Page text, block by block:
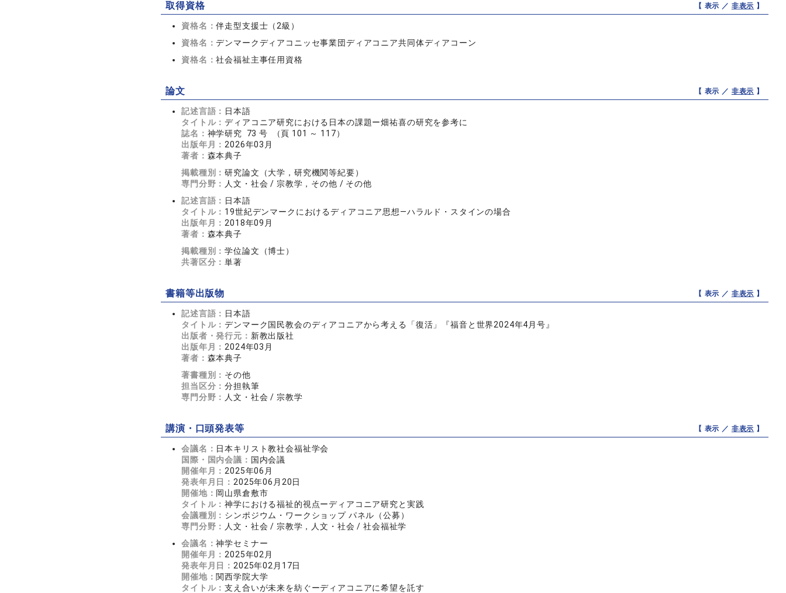
取得資格 【 表示 ／ 非表示 】
資格名：伴走型支援士（2級）
資格名：デンマークディアコニッセ事業団ディアコニア共同体ディアコーン
資格名：社会福祉主事任用資格
論文 【 表示 ／ 非表示 】
記述言語： 日本語
タイトル：ディアコニア研究における日本の課題ー畑祐喜の研究を参考に
誌名： 神学研究 73 号 （頁 101 ～ 117）
出版年月： 2026年03月
著者： 森本典子
掲載種別：研究論文（大学，研究機関等紀要）
専門分野： 人文・社会 / 宗教学，その他 / その他
記述言語： 日本語
タイトル： 19世紀デンマークにおけるディアコニア思想—ハラルド・スタインの場合
出版年月： 2018年09月
著者： 森本典子
掲載種別：学位論文（博士）
共著区分：単著
書籍等出版物 【 表示 ／ 非表示 】
記述言語： 日本語
タイトル：デンマーク国民教会のディアコニアから考える「復活」『福音と世界2024年4月号』
出版者・発行元： 新教出版社
出版年月： 2024年03月
著者： 森本典子
著書種別： その他
担当区分：分担執筆
専門分野： 人文・社会 / 宗教学
講演・口頭発表等 【 表示 ／ 非表示 】
会議名： 日本キリスト教社会福祉学会
国際・国内会議： 国内会議
開催年月： 2025年06月
発表年月日： 2025年06月20日
開催地： 岡山県倉敷市
タイトル：神学における福祉的視点ーディアコニア研究と実践
会議種別： シンポジウム・ワークショップ パネル（公募）
専門分野： 人文・社会 / 宗教学，人文・社会 / 社会福祉学
会議名：神学セミナー
開催年月： 2025年02月
発表年月日： 2025年02月17日
開催地： 関西学院大学
タイトル：支え合いが未来を紡ぐーディアコニアに希望を託す